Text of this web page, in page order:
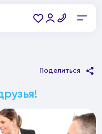
Поделиться